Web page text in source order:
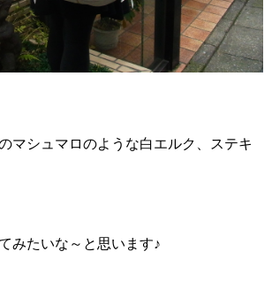
マシュマロのような白エルク、ステキ
みたいな～と思います♪